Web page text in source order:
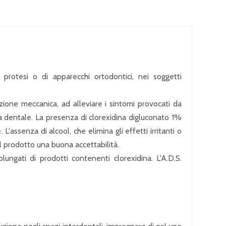
o di apparecchi ortodontici, nei soggetti
meccanica, ad alleviare i sintomi provocati da
La presenza di clorexidina digluconato 1%
di alcool, che elimina gli effetti irritanti o
prodotto una buona accettabilità.
di prodotti contenenti clorexidina. L'A.D.S.